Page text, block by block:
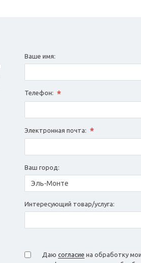
Ваше имя:
Телефон: *
Электронная почта: *
Ваш город:
Интересующий товар/услуга:
Даю согласие на обработку